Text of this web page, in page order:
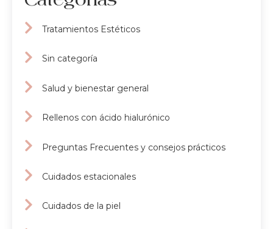
Tratamientos Estéticos
Sin categoría
Salud y bienestar general
Rellenos con ácido hialurónico
Preguntas Frecuentes y consejos prácticos
Cuidados estacionales
Cuidados de la piel